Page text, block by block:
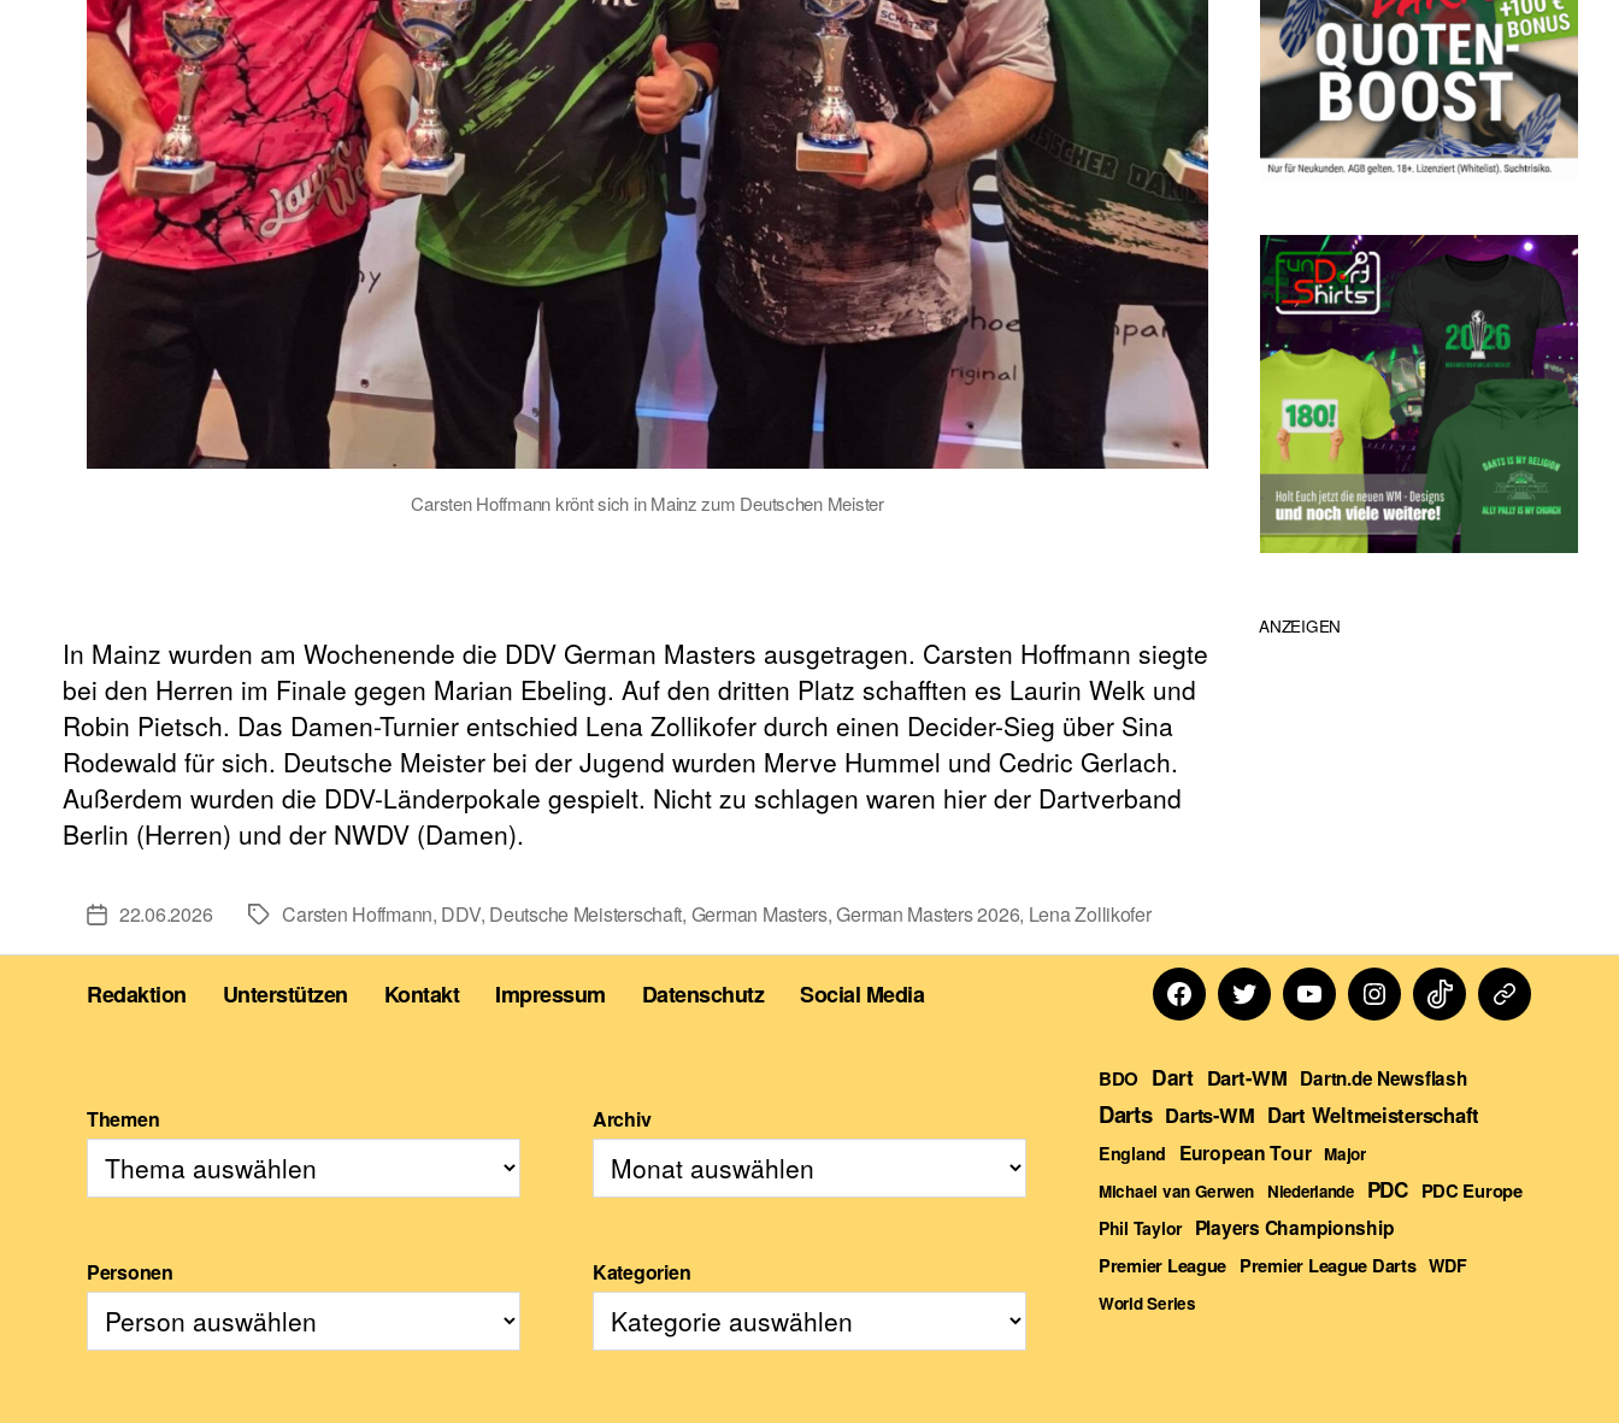
Carsten Hoffmann krönt sich in Mainz zum Deutschen Meister
In Mainz wurden am Wochenende die DDV German Masters ausgetragen. Carsten Hoffmann siegte
bei den Herren im Finale gegen Marian Ebeling. Auf den dritten Platz schafften es Laurin Welk und
Robin Pietsch. Das Damen-Turnier entschied Lena Zollikofer durch einen Decider-Sieg über Sina
Rodewald für sich. Deutsche Meister bei der Jugend wurden Merve Hummel und Cedric Gerlach.
Außerdem wurden die DDV-Länderpokale gespielt. Nicht zu schlagen waren hier der Dartverband
Berlin (Herren) und der NWDV (Damen).
Veröffentlichungsdatum
22.06.2026 Schlagwörter
Carsten Hoffmann, DDV, Deutsche Meisterschaft, German Masters,German Masters 2026, Lena Zollikofer
ANZEIGEN
Redaktion Unterstützen Kontakt Impressum Datenschutz Social Media FacebookTwitterYoutubeInstagramTikTokDartn
Themen
Personen
Archiv
Kategorien
BDO Dart Dart-WM Dartn.de Newsflash
Darts Darts-WM Dart Weltmeisterschaft
England European Tour Major
Michael van Gerwen Niederlande PDC PDC Europe
Phil Taylor Players Championship
Premier League Premier League Darts WDF
World Series